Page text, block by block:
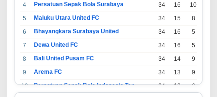
4
Persatuan Sepak Bola Surabaya 34 16 10
5
Maluku Utara United FC 34 15 8
6
Bhayangkara Surabaya United 34 16 5
7
Dewa United FC 34 16 5
8
Bali United Pusam FC 34 14 9
9
Arema FC 34 13 9
10
Persatuan Sepak Bola Indonesia Tangerang 34 13 6